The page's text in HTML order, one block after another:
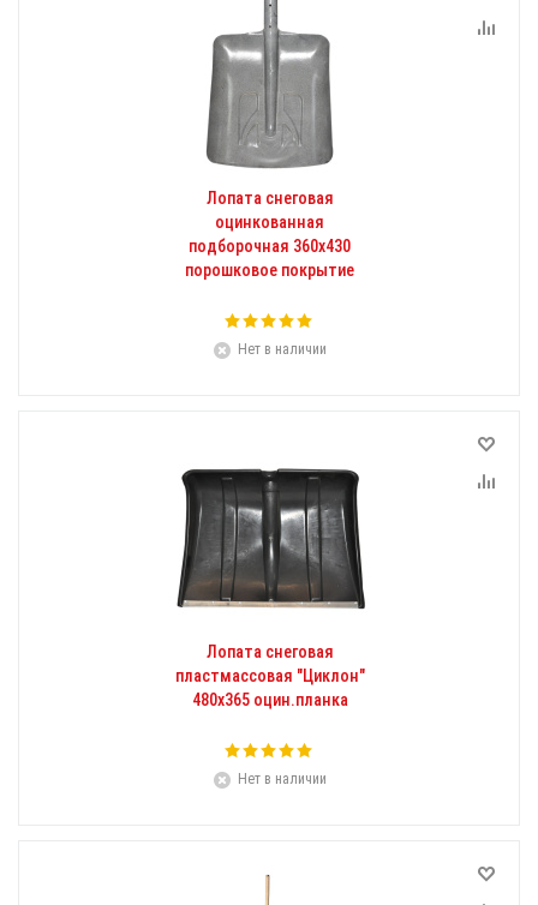
Лопата снеговая
оцинкованная
подборочная 360х430
порошковое покрытие
Нет в наличии
Лопата снеговая
пластмассовая "Циклон"
480х365 оцин.планка
Нет в наличии